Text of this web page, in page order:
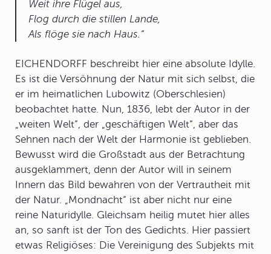
Weit ihre Flügel aus,
Flog durch die stillen Lande,
Als flöge sie nach Haus.
EICHENDORFF beschreibt hier eine absolute Idylle.
Es ist die Versöhnung der Natur mit sich selbst, die
er im heimatlichen Lubowitz (Oberschlesien)
beobachtet hatte. Nun, 1836, lebt der Autor in der
„weiten Welt“, der „geschäftigen Welt“, aber das
Sehnen nach der Welt der Harmonie ist geblieben.
Bewusst wird die Großstadt aus der Betrachtung
ausgeklammert, denn der Autor will in seinem
Innern das Bild bewahren von der Vertrautheit mit
der Natur. „Mondnacht“ ist aber nicht nur eine
reine Naturidylle. Gleichsam heilig mutet hier alles
an, so sanft ist der Ton des Gedichts. Hier passiert
etwas Religiöses: Die Vereinigung des Subjekts mit